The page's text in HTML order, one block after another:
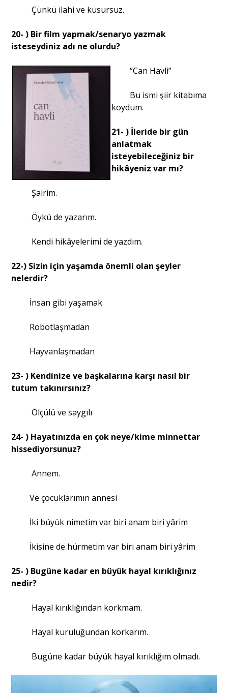
Çünkü ilahi ve kusursuz.
20- ) Bir film yapmak/senaryo yazmak
isteseydiniz adı ne olurdu?
“Can Havli”
Bu ismi şiir kitabıma
koydum.
21- ) İleride bir gün
anlatmak
isteyebileceğiniz bir
hikâyeniz var mı?
Şairim.
Öykü de yazarım.
Kendi hikâyelerimi de yazdım.
22-) Sizin için yaşamda önemli olan şeyler
nelerdir?
İnsan gibi yaşamak
Robotlaşmadan
Hayvanlaşmadan
23- ) Kendinize ve başkalarına karşı nasıl bir
tutum takınırsınız?
Ölçülü ve saygılı
24- ) Hayatınızda en çok neye/kime minnettar
hissediyorsunuz?
Annem.
Ve çocuklarımın annesi
İki büyük nimetim var biri anam biri yârim
İkisine de hürmetim var biri anam biri yârim
25- ) Bugüne kadar en büyük hayal kırıklığınız
nedir?
Hayal kırıklığından korkmam.
Hayal kuruluğundan korkarım.
Bugüne kadar büyük hayal kırıklığım olmadı.